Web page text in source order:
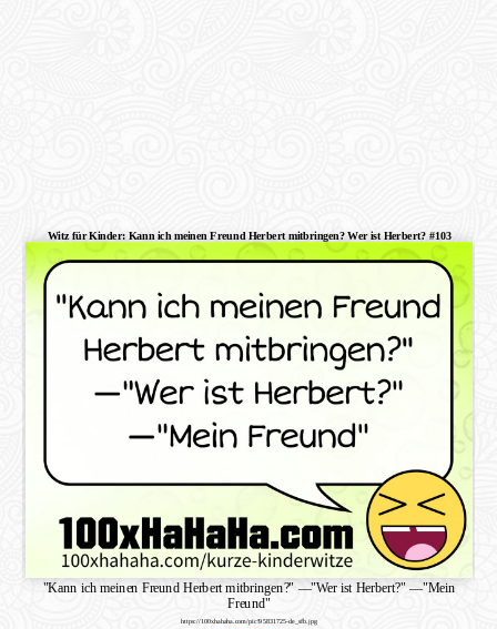
Witz für Kinder: Kann ich meinen Freund Herbert mitbringen? Wer ist Herbert? #103
"Kann ich meinen Freund Herbert mitbringen?" —"Wer ist Herbert?" —"Mein
Freund"
https://100xhahaha.com/pic!95831725-de_sfb.jpg